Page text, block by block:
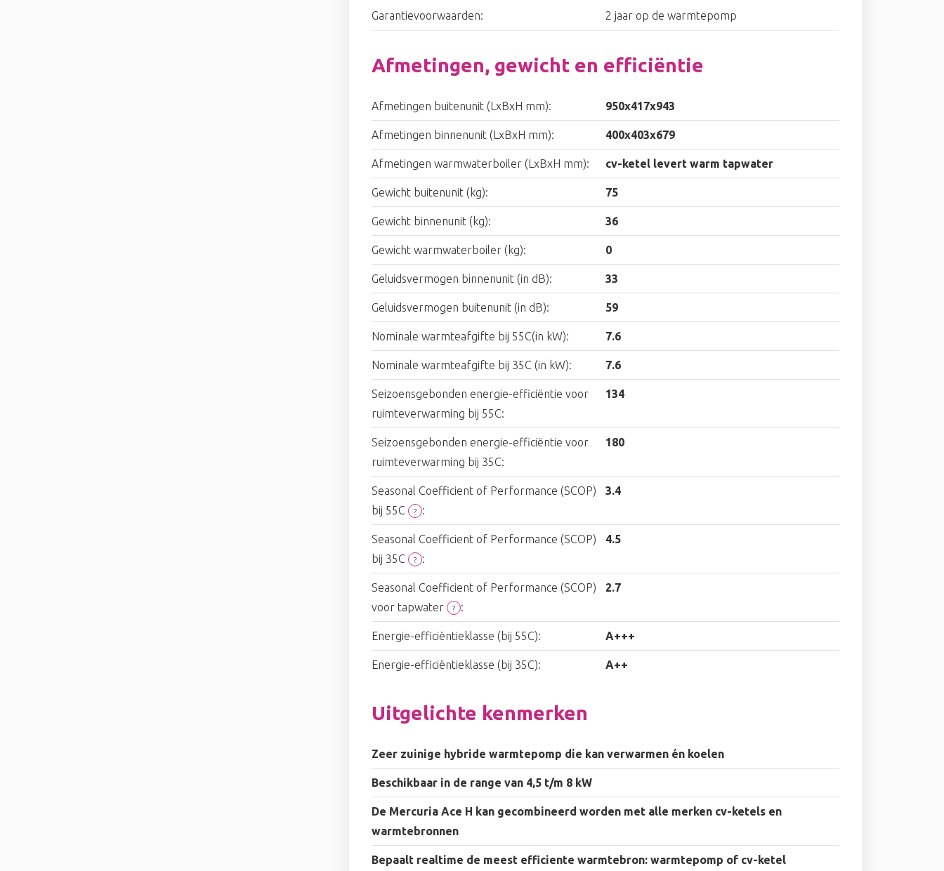
Garantievoorwaarden: 2 jaar op de warmtepomp
Afmetingen, gewicht en efficiëntie
Afmetingen buitenunit (LxBxH mm): 950x417x943
Afmetingen binnenunit (LxBxH mm): 400x403x679
Afmetingen warmwaterboiler (LxBxH mm): cv-ketel levert warm tapwater
Gewicht buitenunit (kg): 75
Gewicht binnenunit (kg): 36
Gewicht warmwaterboiler (kg): 0
Geluidsvermogen binnenunit (in dB): 33
Geluidsvermogen buitenunit (in dB): 59
Nominale warmteafgifte bij 55C(in kW): 7.6
Nominale warmteafgifte bij 35C (in kW): 7.6
Seizoensgebonden energie-efficiëntie voor
ruimteverwarming bij 55C:
134
Seizoensgebonden energie-efficiëntie voor
ruimteverwarming bij 35C:
180
Seasonal Coefficient of Performance (SCOP)
bij 55C
? :
3.4
Seasonal Coefficient of Performance (SCOP)
bij 35C
? :
4.5
Seasonal Coefficient of Performance (SCOP)
voor tapwater
? :
2.7
Energie-efficiëntieklasse (bij 55C): A+++
Energie-efficiëntieklasse (bij 35C): A++
Uitgelichte kenmerken
Zeer zuinige hybride warmtepomp die kan verwarmen én koelen
Beschikbaar in de range van 4,5 t/m 8 kW
De Mercuria Ace H kan gecombineerd worden met alle merken cv-ketels en
warmtebronnen
Bepaalt realtime de meest efficiente warmtebron: warmtepomp of cv-ketel